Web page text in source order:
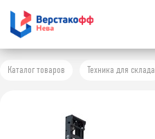
Каталог товаров Техника для склада